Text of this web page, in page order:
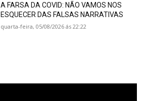
A FARSA DA COVID: NÃO VAMOS NOS
ESQUECER DAS FALSAS NARRATIVAS
quarta-feira, 05/08/2026 ás 22:22